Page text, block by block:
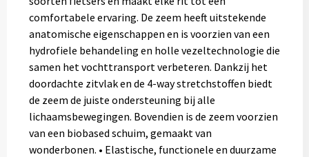
comfortabele ervaring. De zeem heeft uitstekende
anatomische eigenschappen en is voorzien van een
hydrofiele behandeling en holle vezeltechnologie die
samen het vochttransport verbeteren. Dankzij het
doordachte zitvlak en de 4-way stretchstoffen biedt
de zeem de juiste ondersteuning bij alle
lichaamsbewegingen. Bovendien is de zeem voorzien
van een biobased schuim, gemaakt van
wonderbonen. • Elastische, functionele en duurzame